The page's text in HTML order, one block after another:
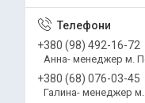
+380 (98) 492-16-72
Анна- менеджер м.
+380 (68) 076-03-45
Галина- менеджер